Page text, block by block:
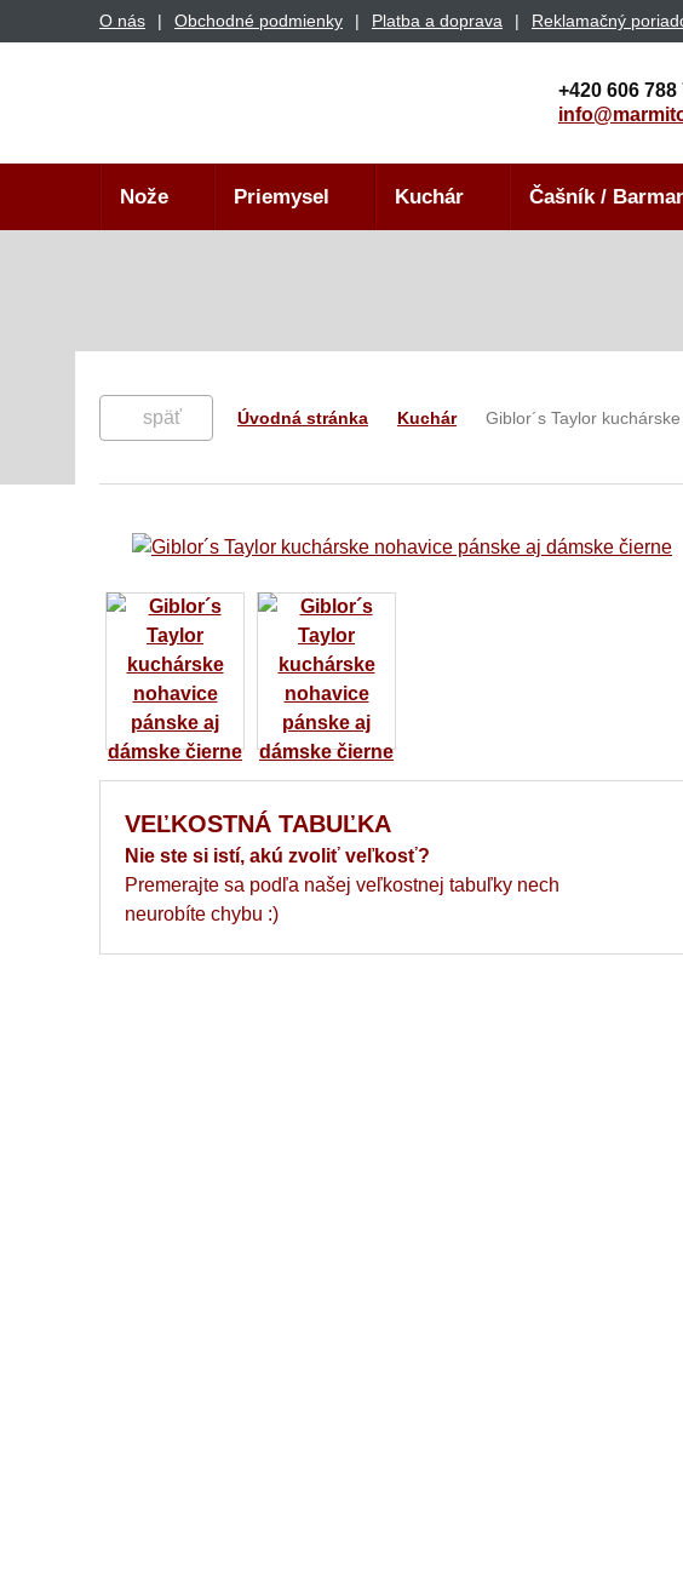
O nás Obchodné podmienky Platba a doprava Reklamačný
+420 606 788
Nože Priemysel Kuchár Čašník /
späť Úvodná stránka Kuchár Giblor´s Taylor
VEĽKOSTNÁ TABUĽKA
Nie ste si istí, akú zvoliť veľkosť?
Premerajte sa podľa našej veľkostnej tabuľky nech
neurobíte chybu :)